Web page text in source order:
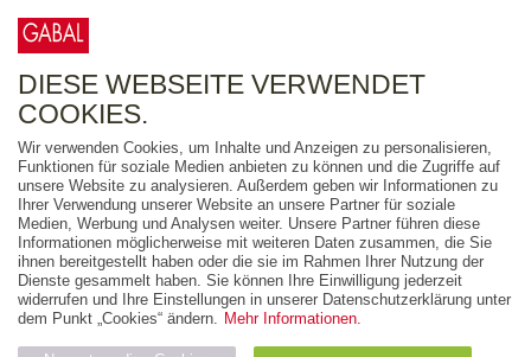
A B C D E F G H I J
M N O P Q R S T U V W
Y Z
DIESE WEBSEITE VERWENDET
COOKIES.
Wir verwenden Cookies, um Inhalte und Anzeigen zu personalisieren,
Funktionen für soziale Medien anbieten zu können und die Zugriffe auf
unsere Website zu analysieren. Außerdem geben wir Informationen zu
Ihrer Verwendung unserer Website an unsere Partner für soziale
Medien, Werbung und Analysen weiter. Unsere Partner führen diese
Informationen möglicherweise mit weiteren Daten zusammen, die Sie
ihnen bereitgestellt haben oder die sie im Rahmen Ihrer Nutzung der
Dienste gesammelt haben. Sie können Ihre Einwilligung jederzeit
widerrufen und Ihre Einstellungen in unserer Datenschutzerklärung unter
dem Punkt „Cookies“ ändern. Mehr Informationen.